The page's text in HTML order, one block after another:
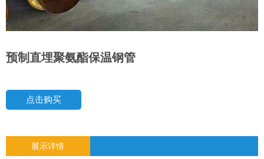
预制直埋聚氨酯保温钢管
点击购买
展示详情